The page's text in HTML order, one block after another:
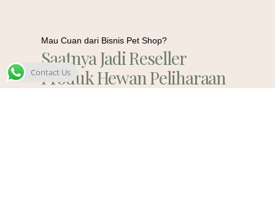
Mau Cuan dari Bisnis Pet Shop?
Saatnya Jadi Reseller
Produk Hewan Peliharaan
Contact Us